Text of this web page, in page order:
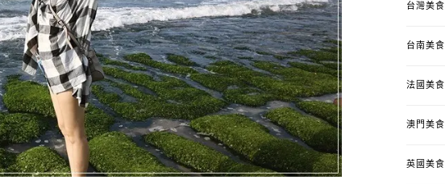
台灣美食
台南美食
法國美食
澳門美食
英國美食